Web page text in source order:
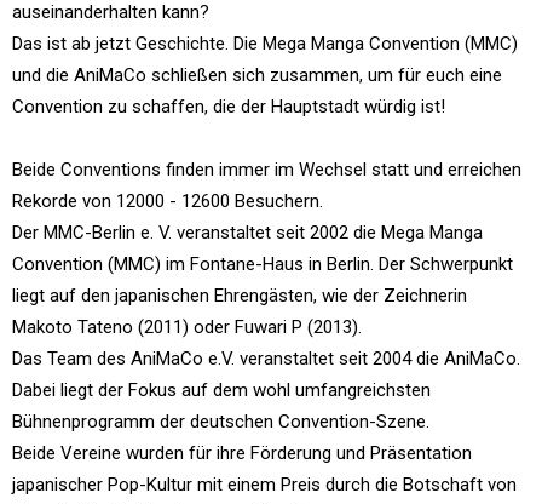
auseinanderhalten kann?
Das ist ab jetzt Geschichte. Die Mega Manga Convention (MMC)
und die AniMaCo schließen sich zusammen, um für euch eine
Convention zu schaffen, die der Hauptstadt würdig ist!
Beide Conventions finden immer im Wechsel statt und erreichen
Rekorde von 12000 - 12600 Besuchern.
Der MMC-Berlin e. V. veranstaltet seit 2002 die Mega Manga
Convention (MMC) im Fontane-Haus in Berlin. Der Schwerpunkt
liegt auf den japanischen Ehrengästen, wie der Zeichnerin
Makoto Tateno (2011) oder Fuwari P (2013).
Das Team des AniMaCo e.V. veranstaltet seit 2004 die AniMaCo.
Dabei liegt der Fokus auf dem wohl umfangreichsten
Bühnenprogramm der deutschen Convention-Szene.
Beide Vereine wurden für ihre Förderung und Präsentation
japanischer Pop-Kultur mit einem Preis durch die Botschaft von